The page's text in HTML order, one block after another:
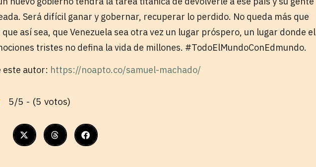
Será difícil ganar y gobernar, recuperar lo perdido. No queda más que
así sea, que Venezuela sea otra vez un lugar próspero, un lugar donde el
tristes no defina la vida de millones. #TodoElMundoConEdmundo.
este autor: https://noapto.co/samuel-machado/
5/5 - (5 votos)